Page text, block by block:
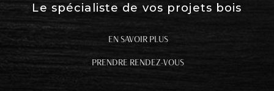
Le spécialiste de vos projets bois
EN SAVOIR PLUS
PRENDRE RENDEZ-VOUS